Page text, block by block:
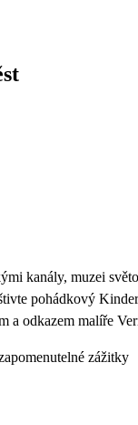
kanály, muzei
pohádkový
odkazem malíře
zážitky